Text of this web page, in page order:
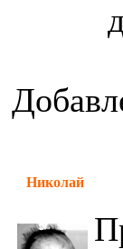
Николай